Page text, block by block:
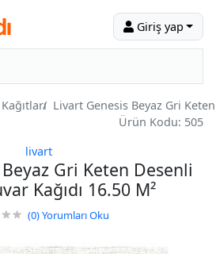
Giriş yap
Livart Genesis Beyaz Gri
Ürün Kodu: 505
livart
Gri Keten Desenli
Kağıdı 16.50 M²
(0)Yorumları Oku